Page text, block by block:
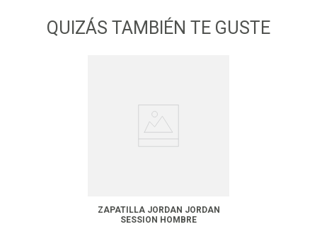
QUIZÁS TAMBIÉN TE GUSTE
ZAPATILLA JORDAN JORDAN
SESSION HOMBRE